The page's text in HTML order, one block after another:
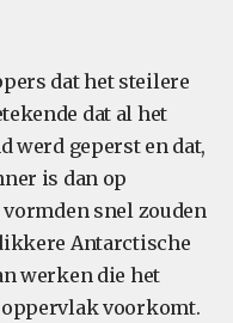
dat het steilere
dat al het
werd geperst en dat,
is dan op
snel zouden
Antarctische
werken die het
voorkomt.